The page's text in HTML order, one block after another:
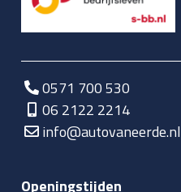
0571 700 530
06 2122 2214
info@autovaneerde.nl
Openingstijden